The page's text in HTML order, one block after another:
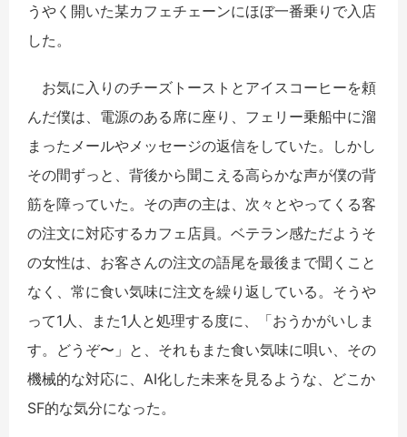
うやく開いた某カフェチェーンにほぼ一番乗りで入店
した。
お気に入りのチーズトーストとアイスコーヒーを頼
んだ僕は、電源のある席に座り、フェリー乗船中に溜
まったメールやメッセージの返信をしていた。しかし
その間ずっと、背後から聞こえる高らかな声が僕の背
筋を障っていた。その声の主は、次々とやってくる客
の注文に対応するカフェ店員。ベテラン感ただようそ
の女性は、お客さんの注文の語尾を最後まで聞くこと
なく、常に食い気味に注文を繰り返している。そうや
って1人、また1人と処理する度に、「おうかがいしま
す。どうぞ〜」と、それもまた食い気味に唄い、その
機械的な対応に、AI化した未来を見るような、どこか
SF的な気分になった。